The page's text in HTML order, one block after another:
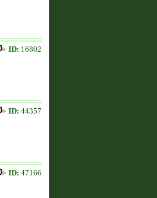
ID: 16802
ID: 44357
ID: 47166